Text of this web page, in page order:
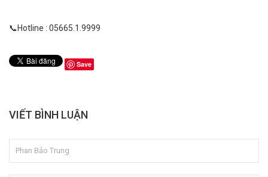
📞Hotline : 05665.1.9999
Save
VIẾT BÌNH LUẬN